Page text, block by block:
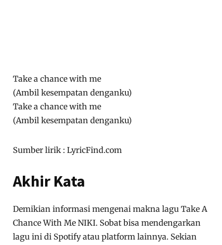
Take a chance with me
(Ambil kesempatan denganku)
Take a chance with me
(Ambil kesempatan denganku)
Sumber lirik : LyricFind.com
Akhir Kata
Demikian informasi mengenai makna lagu Take A
Chance With Me NIKI. Sobat bisa mendengarkan
lagu ini di Spotify atau platform lainnya. Sekian